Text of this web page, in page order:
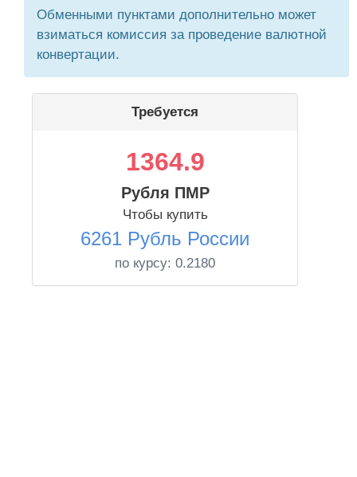
Обменными пунктами дополнительно может
взиматься комиссия за проведение валютной
конвертации.
Требуется
1364.9
Рубля ПМР
Чтобы купить
6261 Рубль России
по курсу: 0.2180